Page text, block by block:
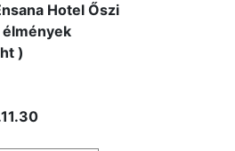
Hotel Őszi
)